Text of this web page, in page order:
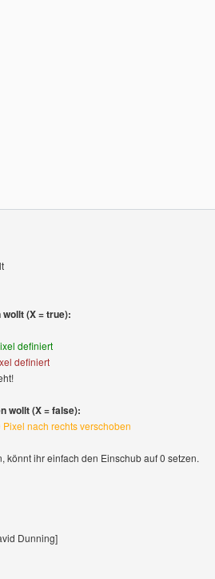
(X = true):
definiert
definiert
wollt (X = false):
nach rechts verschoben
könnt ihr einfach den Einschub auf 0 setzen.
Dunning]